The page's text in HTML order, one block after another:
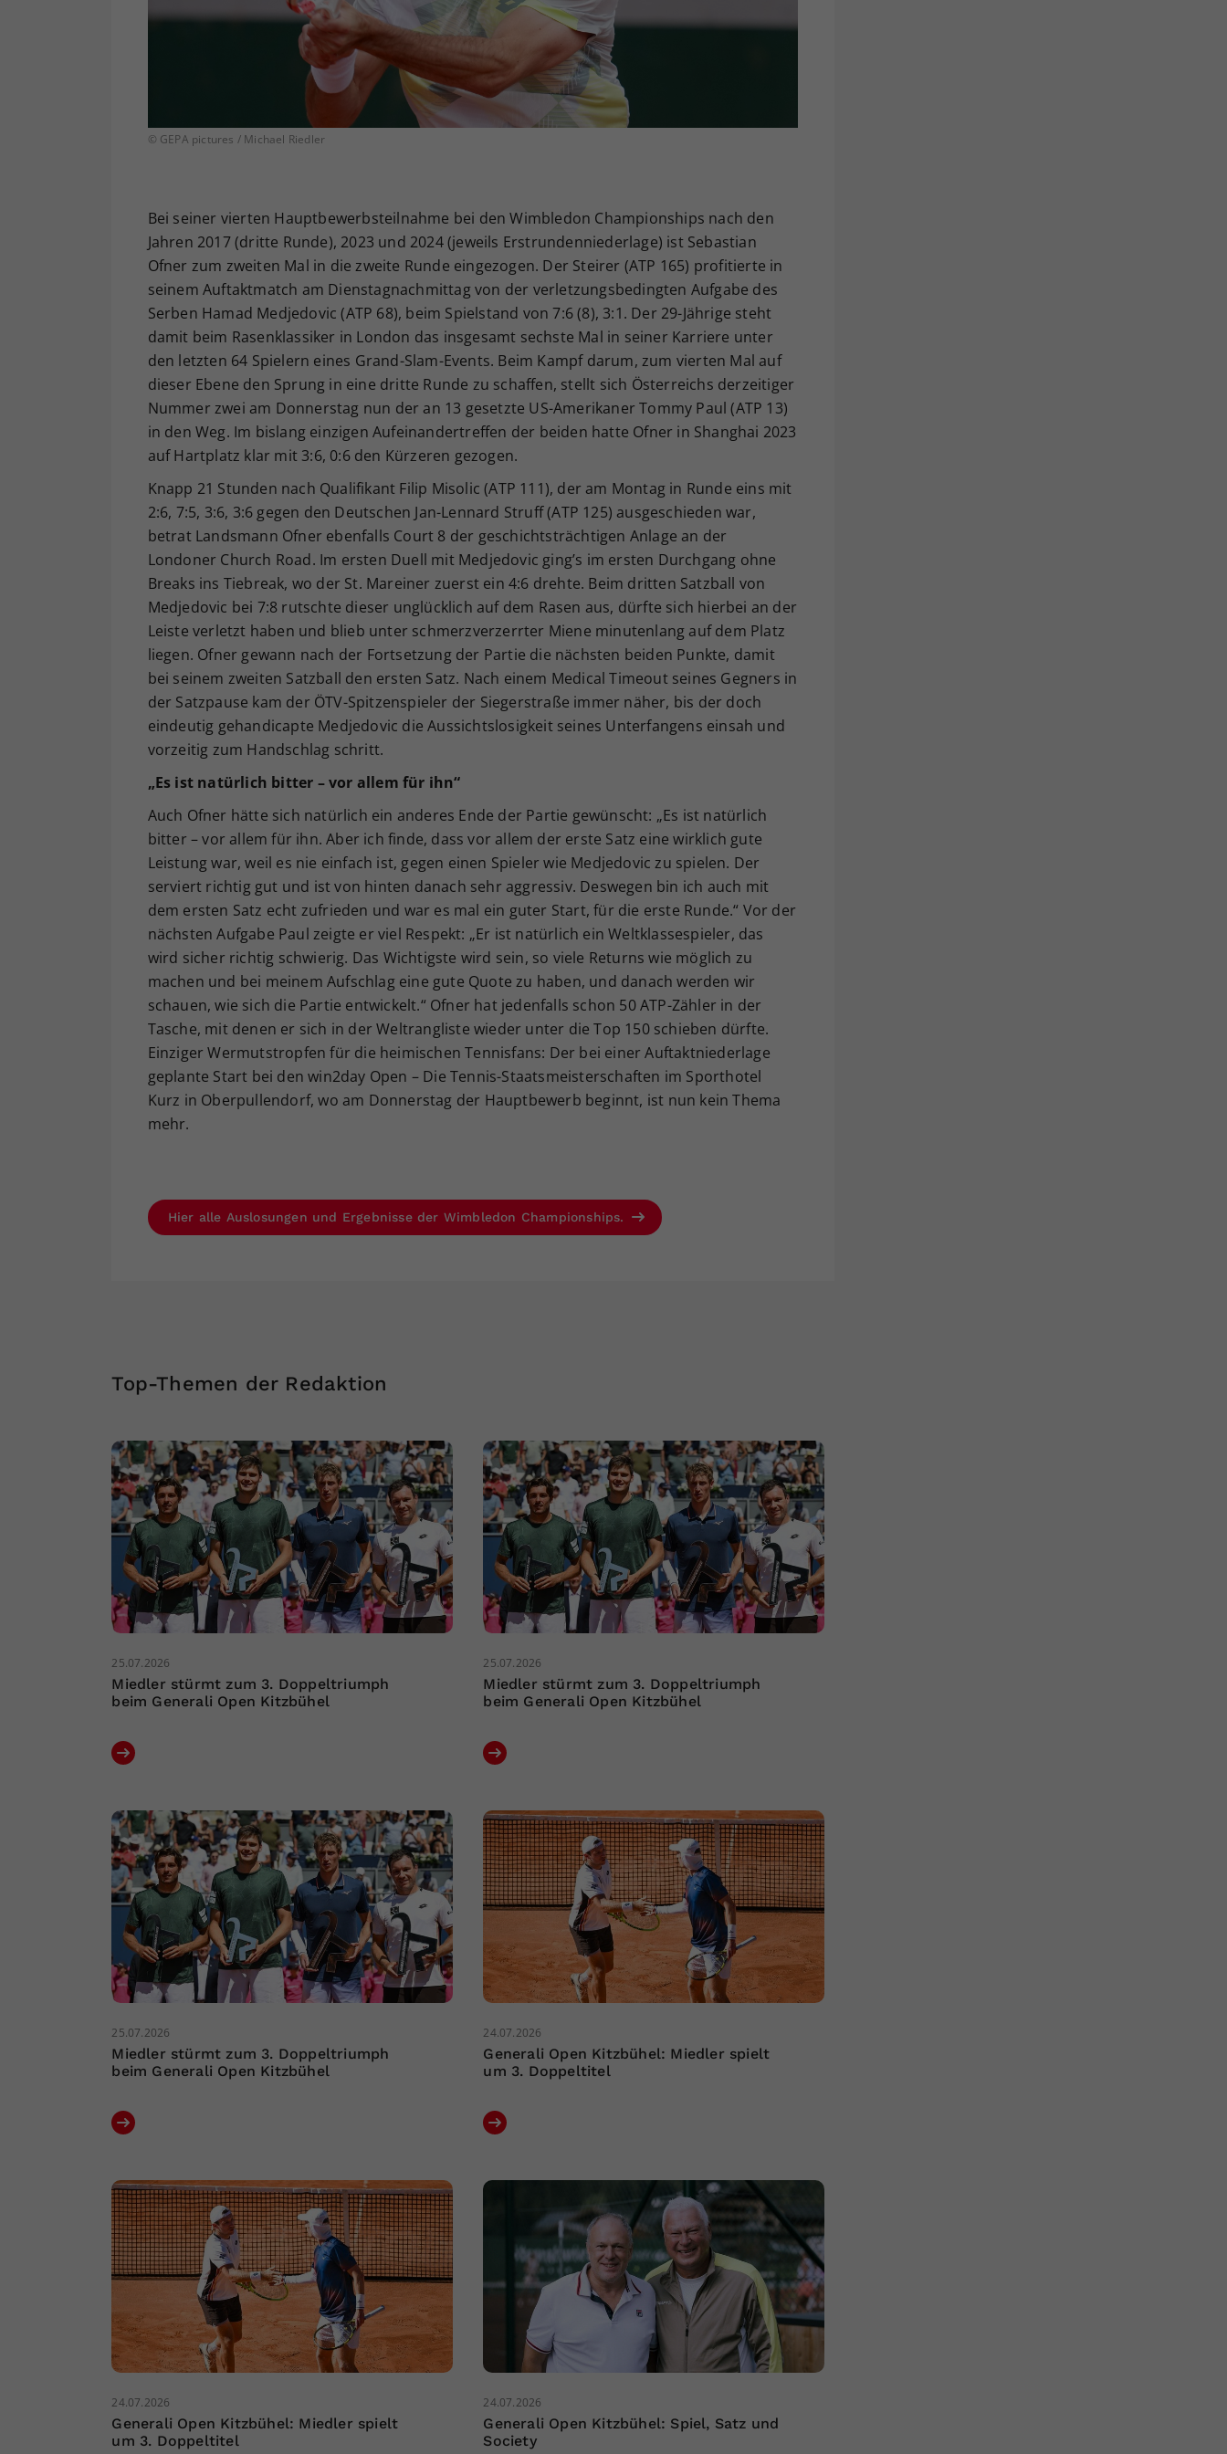
© GEPA pictures / Michael Riedler
Bei seiner vierten Hauptbewerbsteilnahme bei den Wimbledon Championships nach den
Jahren 2017 (dritte Runde), 2023 und 2024 (jeweils Erstrundenniederlage) ist Sebastian
Ofner zum zweiten Mal in die zweite Runde eingezogen. Der Steirer (ATP 165) profitierte in
seinem Auftaktmatch am Dienstagnachmittag von der verletzungsbedingten Aufgabe des
Serben Hamad Medjedovic (ATP 68), beim Spielstand von 7:6 (8), 3:1. Der 29-Jährige steht
damit beim Rasenklassiker in London das insgesamt sechste Mal in seiner Karriere unter
den letzten 64 Spielern eines Grand-Slam-Events. Beim Kampf darum, zum vierten Mal auf
dieser Ebene den Sprung in eine dritte Runde zu schaffen, stellt sich Österreichs derzeitiger
Nummer zwei am Donnerstag nun der an 13 gesetzte US-Amerikaner Tommy Paul (ATP 13)
in den Weg. Im bislang einzigen Aufeinandertreffen der beiden hatte Ofner in Shanghai 2023
auf Hartplatz klar mit 3:6, 0:6 den Kürzeren gezogen.
Knapp 21 Stunden nach Qualifikant Filip Misolic (ATP 111), der am Montag in Runde eins mit
2:6, 7:5, 3:6, 3:6 gegen den Deutschen Jan-Lennard Struff (ATP 125) ausgeschieden war,
betrat Landsmann Ofner ebenfalls Court 8 der geschichtsträchtigen Anlage an der
Londoner Church Road. Im ersten Duell mit Medjedovic ging’s im ersten Durchgang ohne
Breaks ins Tiebreak, wo der St. Mareiner zuerst ein 4:6 drehte. Beim dritten Satzball von
Medjedovic bei 7:8 rutschte dieser unglücklich auf dem Rasen aus, dürfte sich hierbei an der
Leiste verletzt haben und blieb unter schmerzverzerrter Miene minutenlang auf dem Platz
liegen. Ofner gewann nach der Fortsetzung der Partie die nächsten beiden Punkte, damit
bei seinem zweiten Satzball den ersten Satz. Nach einem Medical Timeout seines Gegners in
der Satzpause kam der ÖTV-Spitzenspieler der Siegerstraße immer näher, bis der doch
eindeutig gehandicapte Medjedovic die Aussichtslosigkeit seines Unterfangens einsah und
vorzeitig zum Handschlag schritt.
„Es ist natürlich bitter – vor allem für ihn“
Auch Ofner hätte sich natürlich ein anderes Ende der Partie gewünscht: „Es ist natürlich
bitter – vor allem für ihn. Aber ich finde, dass vor allem der erste Satz eine wirklich gute
Leistung war, weil es nie einfach ist, gegen einen Spieler wie Medjedovic zu spielen. Der
serviert richtig gut und ist von hinten danach sehr aggressiv. Deswegen bin ich auch mit
dem ersten Satz echt zufrieden und war es mal ein guter Start, für die erste Runde.“ Vor der
nächsten Aufgabe Paul zeigte er viel Respekt: „Er ist natürlich ein Weltklassespieler, das
wird sicher richtig schwierig. Das Wichtigste wird sein, so viele Returns wie möglich zu
machen und bei meinem Aufschlag eine gute Quote zu haben, und danach werden wir
schauen, wie sich die Partie entwickelt.“ Ofner hat jedenfalls schon 50 ATP-Zähler in der
Tasche, mit denen er sich in der Weltrangliste wieder unter die Top 150 schieben dürfte.
Einziger Wermutstropfen für die heimischen Tennisfans: Der bei einer Auftaktniederlage
geplante Start bei den win2day Open – Die Tennis-Staatsmeisterschaften im Sporthotel
Kurz in Oberpullendorf, wo am Donnerstag der Hauptbewerb beginnt, ist nun kein Thema
mehr.
Hier alle Auslosungen und Ergebnisse der Wimbledon Championships.
Top-Themen der Redaktion
25.07.2026
Miedler stürmt zum 3. Doppeltriumph
beim Generali Open Kitzbühel
25.07.2026
Miedler stürmt zum 3. Doppeltriumph
beim Generali Open Kitzbühel
25.07.2026
Miedler stürmt zum 3. Doppeltriumph
beim Generali Open Kitzbühel
24.07.2026
Generali Open Kitzbühel: Miedler spielt
um 3. Doppeltitel
24.07.2026
Generali Open Kitzbühel: Miedler spielt
um 3. Doppeltitel
24.07.2026
Generali Open Kitzbühel: Spiel, Satz und
Society
Ihrer vorgenommen Einstellungen, falls der
Webseiten-Betreiber dies eingestellt hat.